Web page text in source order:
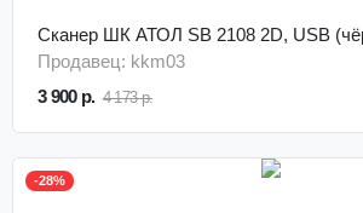
Сканер ШК АТОЛ SB 2108 2D, USB
Продавец: kkm03
3 900 р. 4 173 р.
-28%